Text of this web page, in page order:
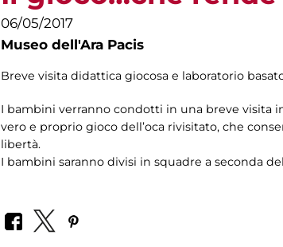
06/05/2017
Museo dell'Ara Pacis
Breve visita didattica giocosa e laboratorio
I bambini verranno condotti in una breve visita
vero e proprio gioco dell’oca rivisitato, che
libertà.
I bambini saranno divisi in squadre a seconda